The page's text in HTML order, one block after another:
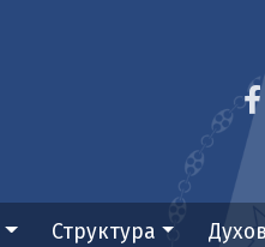
Структура